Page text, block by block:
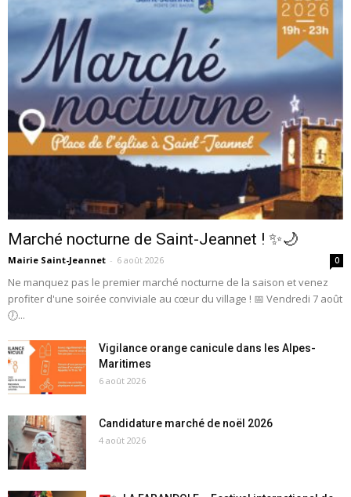
Marché nocturne de Saint-Jeannet ! ✨🌙
Mairie Saint-Jeannet - 6 août 2026 0
Ne manquez pas le premier marché nocturne de la saison et venez
profiter d'une soirée conviviale au cœur du village ! 📅 Vendredi 7 août
🕖...
Vigilance orange canicule dans les Alpes-
Maritimes
6 août 2026
Candidature marché de noël 2026
4 août 2026